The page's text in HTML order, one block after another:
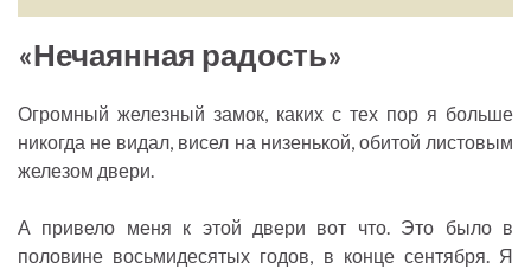
«Нечаянная радость»
Огромный железный замок, каких с тех пор я больше
никогда не видал, висел на низенькой, обитой листовым
железом двери.
А привело меня к этой двери вот что. Это было в
половине восьмидесятых годов, в конце сентября. Я